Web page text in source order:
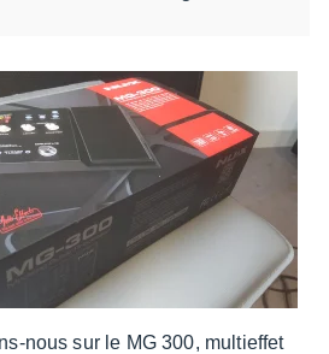
nous sur le MG 300, multief­fet